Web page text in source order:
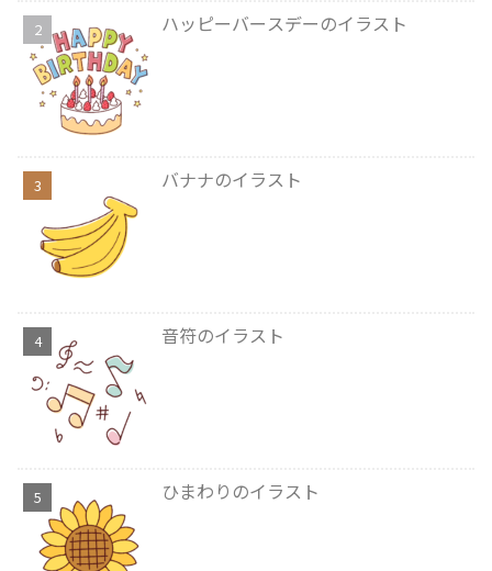
ハッピーバースデーのイラスト
バナナのイラスト
音符のイラスト
ひまわりのイラスト